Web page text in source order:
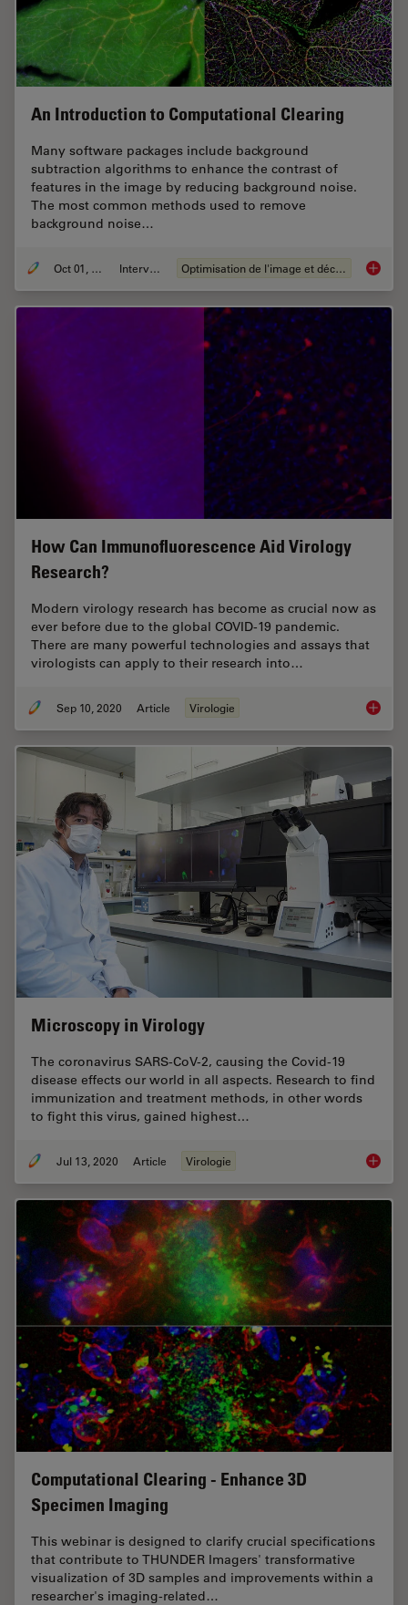
An Introduction to Computational Clearing
Many software packages include background
subtraction algorithms to enhance the contrast of
features in the image by reducing background noise.
The most common methods used to remove
background noise…
Oct 01, 2020 Interviews Optimisation de l'image et déconvolution An
How Can Immunofluorescence Aid Virology
Research?
Modern virology research has become as crucial now as
ever before due to the global COVID-19 pandemic.
There are many powerful technologies and assays that
virologists can apply to their research into…
Sep 10, 2020 Article Virologie How
Microscopy in Virology
The coronavirus SARS-CoV-2, causing the Covid-19
disease effects our world in all aspects. Research to find
immunization and treatment methods, in other words
to fight this virus, gained highest…
Jul 13, 2020 Article Virologie
Computational Clearing - Enhance 3D
Specimen Imaging
This webinar is designed to clarify crucial specifications
that contribute to THUNDER Imagers' transformative
visualization of 3D samples and improvements within a
researcher's imaging-related…